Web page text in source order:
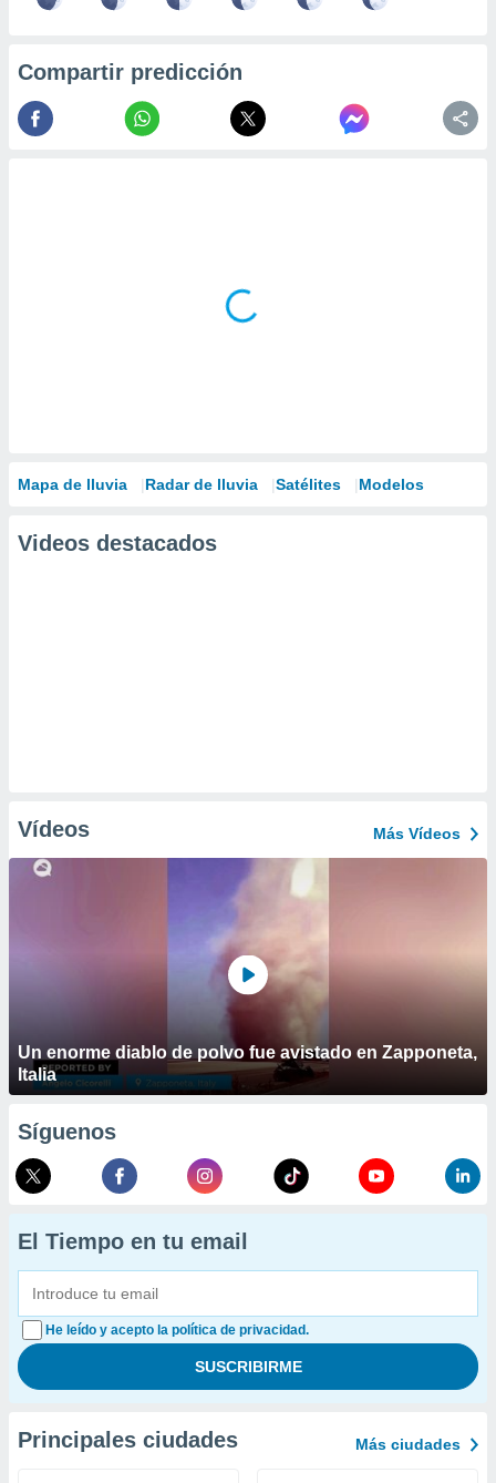
Compartir predicción
Mapa de lluvia Radar de lluvia Satélites Modelos
Videos destacados
Vídeos Más Vídeos
Un enorme diablo de polvo fue avistado en Zapponeta,
Italia
Síguenos
El Tiempo en tu email
He leído y acepto la política de privacidad.
Principales ciudades Más ciudades